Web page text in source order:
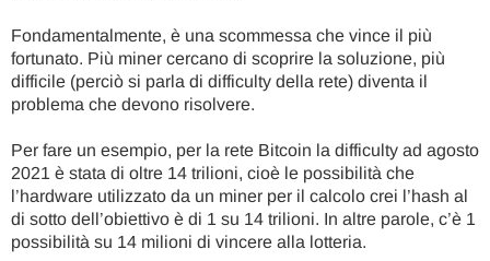
Fondamentalmente, è una scommessa che vince il più
fortunato. Più miner cercano di scoprire la soluzione, più
difficile (perciò si parla di difficulty della rete) diventa il
problema che devono risolvere.
Per fare un esempio, per la rete Bitcoin la difficulty ad agosto
2021 è stata di oltre 14 trilioni, cioè le possibilità che
l’hardware utilizzato da un miner per il calcolo crei l’hash al
di sotto dell’obiettivo è di 1 su 14 trilioni. In altre parole, c’è 1
possibilità su 14 milioni di vincere alla lotteria.